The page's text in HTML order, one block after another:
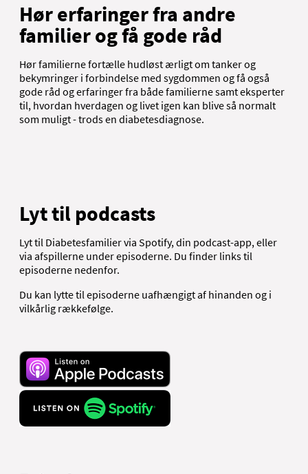
Hør erfaringer fra andre
familier og få gode råd
Hør familierne fortælle hudløst ærligt om tanker og
bekymringer i forbindelse med sygdommen og få også
gode råd og erfaringer fra både familierne samt eksperter
til, hvordan hverdagen og livet igen kan blive så normalt
som muligt - trods en diabetesdiagnose.
Lyt til podcasts
Lyt til Diabetesfamilier via Spotify, din podcast-app, eller
via afspillerne under episoderne. Du finder links til
episoderne nedenfor.
Du kan lytte til episoderne uafhængigt af hinanden og i
vilkårlig rækkefølge.